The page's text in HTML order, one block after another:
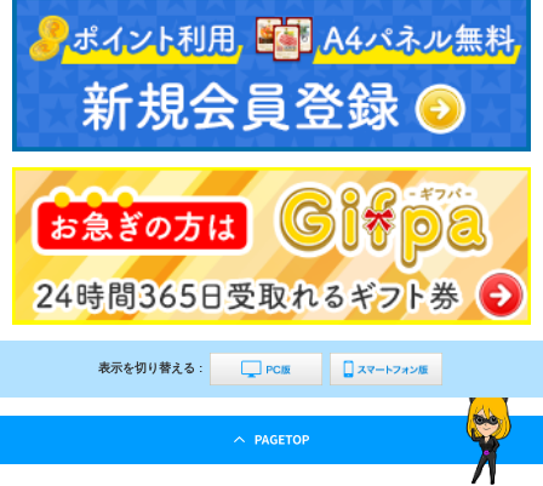
表示を切り替える :